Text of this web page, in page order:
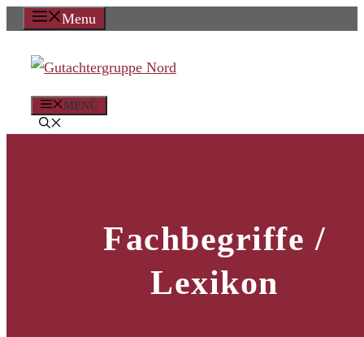
Zum
springen
Menu
MENÜ
Fachbegriffe /
Lexikon